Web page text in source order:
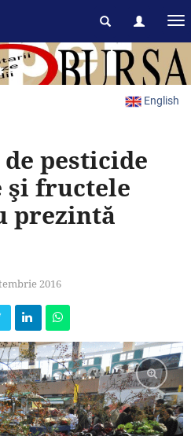
English
pesticide
şi fructele
prezintă
2016